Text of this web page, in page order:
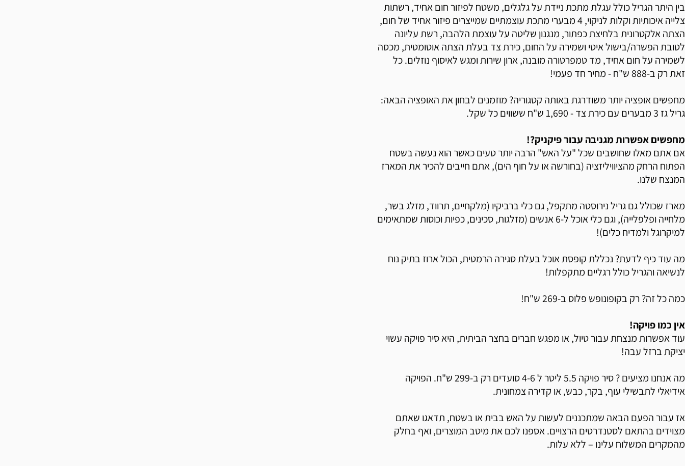
בין היתר הגריל כולל עגלת מתכת ניידת על גלגלים, משטח לפיזור חום אחיד, רשתות
צלייה איכותיות וקלות לניקוי, 4 מבערי מתכת עוצמתיים שמייצרים פיזור אחיד של חום,
הצתה אלקטרונית בלחיצת כפתור, מנגנון שליטה על עוצמת הלהבה, רשת עליונה
לטובת הפשרה/בישול איטי ושמירה על החום, כירת צד בעלת הצתה אוטומטית, מכסה
לשמירה על חום אחיד, מד טמפרטורה מובנה, ארון שירות ומגש לאיסוף נוזלים. כל
זאת רק ב-888 ש"ח - מחיר חד פעמי!
מחפשים אופציה יותר משודרגת באותה קטגוריה? מוזמנים לבחון את האופציה הבאה:
גריל גז 3 מבערים עם כירת צד - 1,690 ש"ח ששווים כל שקל.
מחפשים אפשרות מגניבה עבור פיקניק?!
אם אתם מאלו שחושבים שכל "על האש" הרבה יותר טעים כאשר הוא נעשה בשטח
הפתוח הרחק מהציוויליזציה (בחורשה או על חוף הים), אתם חייבים להכיר את המארז
המנצח שלנו.
מארז שכולל גם גריל נירוסטה מתקפל, גם כלי ברביקיו (מלקחיים, תרווד, מזלג בשר,
מלחייה ופלפלייה), וגם כלי אוכל ל-6 אנשים (מזלגות, סכינים, כפיות וכוסות שמתאימים
למיקרוגל ולמדיח כלים)!
מה עוד כיף לדעת? נכללת קופסת אוכל בעלת סגירה הרמטית, הכול ארוז בתיק נוח
לנשיאה והגריל כולל רגליים מתקפלות!
כמה כל זה? רק בקופונופש פלוס ב-269 ש"ח!
אין כמו פויקה!
עוד אפשרות מנצחת עבור טיול, או מפגש חברים בחצר הביתית, היא סיר פויקה עשוי
יציקת ברזל עבה!
מה אנחנו מציעים ? סיר פויקה 5.5 ליטר ל 4-6 סועדים רק ב-299 ש"ח. הפויקה
אידיאלי לתבשילי עוף, בקר, כבש, או קדירה צמחונית.
אז עבור הפעם הבאה שמתכננים לעשות על האש בבית או בשטח, תדאגו שאתם
מצוידים בהתאם לסטנדרטים הרצויים. אספנו לכם את מיטב המוצרים, ואף בחלק
מהמקרים המשלוח עלינו – ללא עלות.